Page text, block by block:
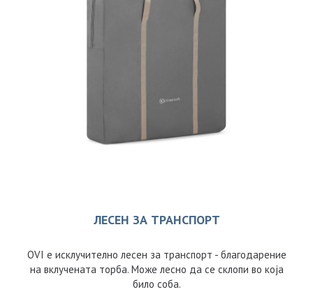
ЛЕСЕН ЗА ТРАНСПОРТ
OVI е исклучително лесен за транспорт - благодарение
на вклучената торба. Може лесно да се склопи во која
било соба.